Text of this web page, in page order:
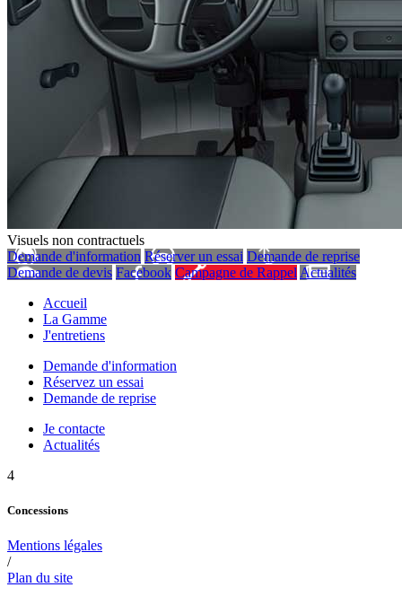
Visuels non contractuels
Demande d'information Réserver un essai Demande de reprise
Demande de devis Facebook Campagne de Rappel Actualités
Accueil
La Gamme
J'entretiens
Demande d'information
Réservez un essai
Demande de reprise
Je contacte
Actualités
4
Concessions
Mentions légales
/
Plan du site